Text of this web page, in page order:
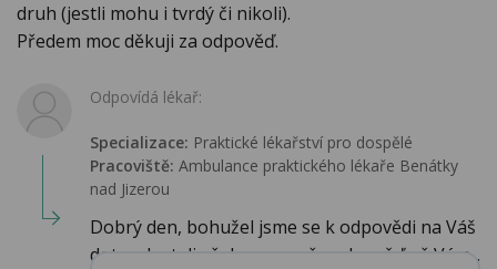
druh (jestli mohu i tvrdý či nikoli).
Předem moc děkuji za odpověď.
Odpovídá lékař:
Specializace: Praktické lékařství pro dospělé
Pracoviště: Ambulance praktického lékaře Benátky
nad Jizerou
Dobrý den, bohužel jsme se k odpovědi na Váš
dotaz dostali až dnes, a naše odpověď už Vám...